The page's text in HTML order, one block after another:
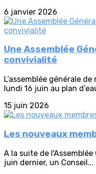
6 janvier 2026
Une Assemblée
convivialité
L’assemblée générale
lundi 16 juin au plan
15 juin 2026
Les nouveaux
A la suite de
juin dernier, un Conseil...